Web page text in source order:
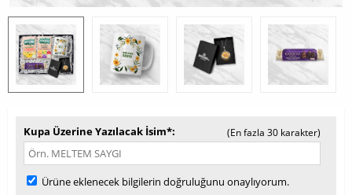
Kupa Üzerine Yazılacak İsim* (En fazla 30 karakter)
Ürüne eklenecek bilgilerin doğruluğunu onaylıyorum.